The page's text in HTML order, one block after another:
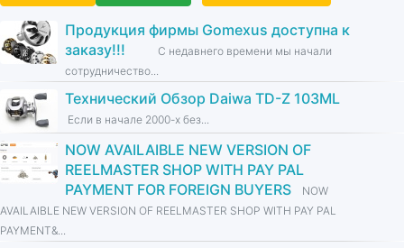
Продукция фирмы Gomexus доступна к
заказу!!!
С недавнего времени мы начали
сотрудничество...
Технический Обзор Daiwa TD-Z 103ML
Если в начале 2000-х без...
NOW AVAILAIBLE NEW VERSION OF
REELMASTER SHOP WITH PAY PAL
PAYMENT FOR FOREIGN BUYERS
NOW
AVAILAIBLE NEW VERSION OF REELMASTER SHOP WITH PAY PAL
PAYMENT&...